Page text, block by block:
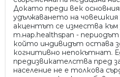
Докато преди век
удължаването на
акцентът се измества към
т.нар.healthspan -
който индивидът остава
когнитивно непокътнат.
предизвикателства пред
население не е толкова